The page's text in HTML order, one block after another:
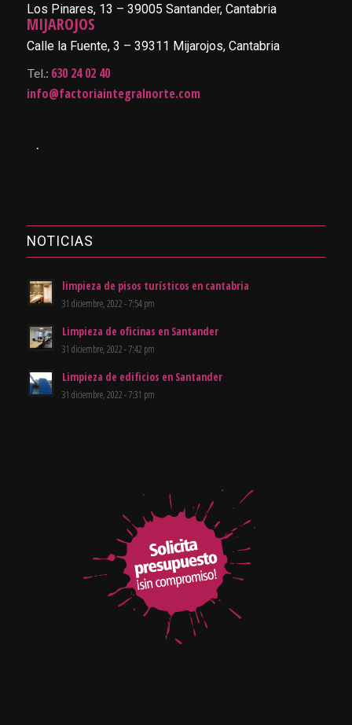
Los Pinares, 13 – 39005 Santander, Cantabria
MIJAROJOS
Calle la Fuente, 3 – 39311 Mijarojos, Cantabria
Tel.: 630 24 02 40
info@factoriaintegralnorte.com
.
NOTICIAS
limpieza de pisos turísticos en cantabria
31 diciembre, 2022 - 7:54 pm
Limpieza de oficinas en Santander
31 diciembre, 2022 - 7:42 pm
Limpieza de edificios en Santander
31 diciembre, 2022 - 7:31 pm